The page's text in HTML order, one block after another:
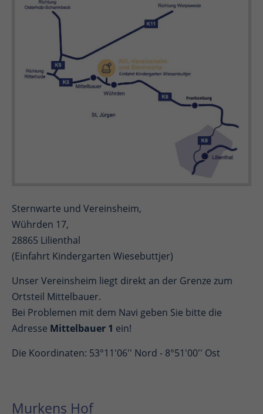
Sternwarte und Vereinsheim,
Wührden 17,
28865 Lilienthal
(Einfahrt Kindergarten Wiesebuttjer)
Unser Vereinsheim liegt direkt an der Grenze zum
Ortsteil Mittelbauer.
Bei Problemen mit dem Navi geben Sie bitte die
Adresse Mittelbauer 1 ein!
Die Koordinaten: 53°11'06'' Nord - 8°51'00'' Ost
Murkens Hof